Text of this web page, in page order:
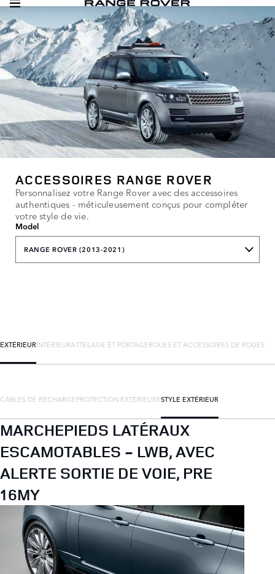
ACCESSOIRES RANGE ROVER
Personnalisez votre Range Rover avec des accessoires
authentiques - méticuleusement conçus pour compléter
votre style de vie.
Model
RANGE ROVER (2013-2021)
EXTÉRIEURINTÉRIEURATTELAGE ET PORTAGEROUES ET ACCESSOIRES DE ROUES
CÂBLES DE RECHARGEPROTECTION EXTÉRIEURESTYLE EXTÉRIEUR
MARCHEPIEDS LATÉRAUX
ESCAMOTABLES - LWB, AVEC
ALERTE SORTIE DE VOIE, PRE
16MY